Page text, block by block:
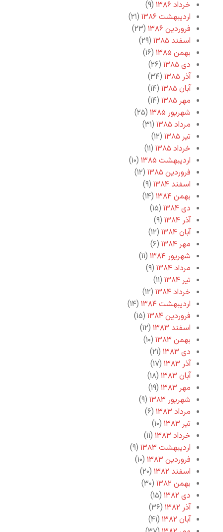
خرداد ۱۳۸۶
(۹)
اردیبهشت ۱۳۸۶
(۲۱)
فروردین ۱۳۸۶
(۲۳)
اسفند ۱۳۸۵
(۲۹)
بهمن ۱۳۸۵
(۱۶)
دی ۱۳۸۵
(۲۶)
آذر ۱۳۸۵
(۳۴)
آبان ۱۳۸۵
(۱۴)
مهر ۱۳۸۵
(۱۴)
شهریور ۱۳۸۵
(۲۵)
مرداد ۱۳۸۵
(۳۱)
تیر ۱۳۸۵
(۱۲)
خرداد ۱۳۸۵
(۱۱)
اردیبهشت ۱۳۸۵
(۱۰)
فروردین ۱۳۸۵
(۱۲)
اسفند ۱۳۸۴
(۹)
بهمن ۱۳۸۴
(۱۴)
دی ۱۳۸۴
(۱۵)
آذر ۱۳۸۴
(۹)
آبان ۱۳۸۴
(۱۲)
مهر ۱۳۸۴
(۶)
شهریور ۱۳۸۴
(۱۱)
مرداد ۱۳۸۴
(۹)
تیر ۱۳۸۴
(۱۱)
خرداد ۱۳۸۴
(۱۲)
اردیبهشت ۱۳۸۴
(۱۴)
فروردین ۱۳۸۴
(۱۵)
اسفند ۱۳۸۳
(۱۲)
بهمن ۱۳۸۳
(۱۰)
دی ۱۳۸۳
(۲۱)
آذر ۱۳۸۳
(۱۷)
آبان ۱۳۸۳
(۱۸)
مهر ۱۳۸۳
(۱۹)
شهریور ۱۳۸۳
(۹)
مرداد ۱۳۸۳
(۶)
تیر ۱۳۸۳
(۱۰)
خرداد ۱۳۸۳
(۱۱)
اردیبهشت ۱۳۸۳
(۹)
فروردین ۱۳۸۳
(۱۰)
اسفند ۱۳۸۲
(۲۰)
بهمن ۱۳۸۲
(۳۰)
دی ۱۳۸۲
(۱۵)
آذر ۱۳۸۲
(۳۶)
آبان ۱۳۸۲
(۴۱)